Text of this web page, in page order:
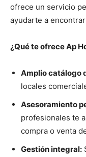
ofrece un servicio
ayudarte a
¿Qué te ofrece Ap
Amplio catálogo
locales
Asesoramiento
profesionales te
compra o venta
Gestión integral: